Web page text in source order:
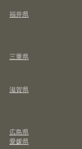
福井県
三重県
滋賀県
広島県
愛媛県